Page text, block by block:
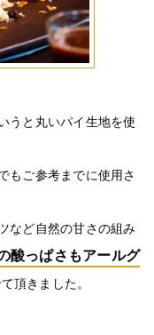
うと丸いパイ生地を使
もご参考までに使用さ
など自然の甘さの組み
酸っぱさもアールグ
頂きました。